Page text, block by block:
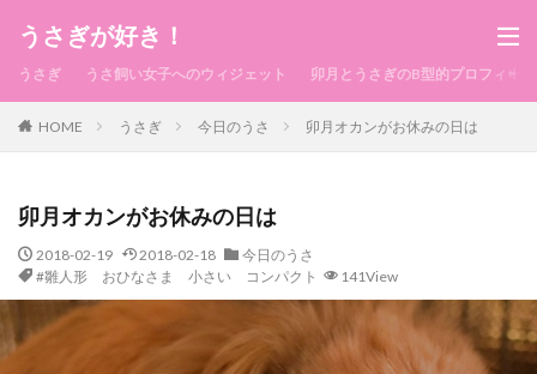
うさぎが好き！
うさぎ うさ飼い女子へのウィジェット 卯月とうさぎのB型的プロフィール
HOME うさぎ 今日のうさ 卯月オカンがお休みの日は
卯月オカンがお休みの日は
2018-02-19 2018-02-18
今日のうさ
#雛人形 おひなさま 小さい コンパクト
141View